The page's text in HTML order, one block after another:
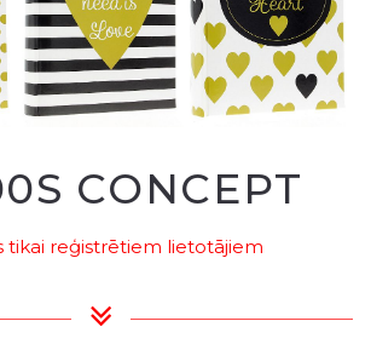
CONCEPT
tikai reģistrētiem lietotājiem